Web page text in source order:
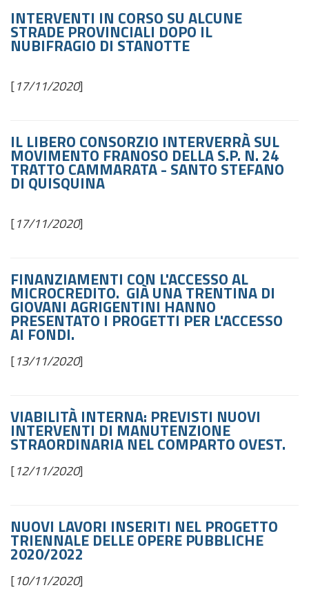
INTERVENTI IN CORSO SU ALCUNE
STRADE PROVINCIALI DOPO IL
NUBIFRAGIO DI STANOTTE
[17/11/2020]
IL LIBERO CONSORZIO INTERVERRÀ SUL
MOVIMENTO FRANOSO DELLA S.P. N. 24
TRATTO CAMMARATA - SANTO STEFANO
DI QUISQUINA
[17/11/2020]
FINANZIAMENTI CON L'ACCESSO AL
MICROCREDITO. GIÀ UNA TRENTINA DI
GIOVANI AGRIGENTINI HANNO
PRESENTATO I PROGETTI PER L'ACCESSO
AI FONDI.
[13/11/2020]
VIABILITÀ INTERNA: PREVISTI NUOVI
INTERVENTI DI MANUTENZIONE
STRAORDINARIA NEL COMPARTO OVEST.
[12/11/2020]
NUOVI LAVORI INSERITI NEL PROGETTO
TRIENNALE DELLE OPERE PUBBLICHE
2020/2022
[10/11/2020]